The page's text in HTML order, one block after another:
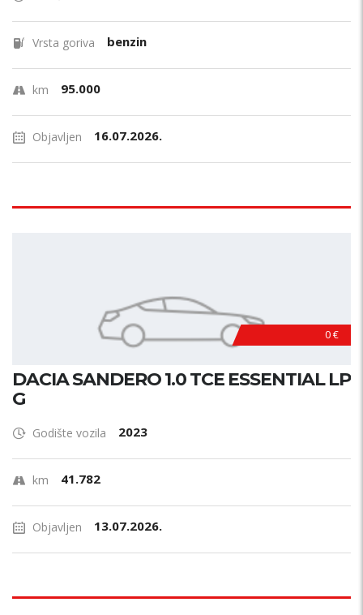
Vrsta goriva benzin
km 95.000
Objavljen 16.07.2026.
0 €
DACIA SANDERO 1.0 TCE ESSENTIAL LP
G
Godište vozila 2023
km 41.782
Objavljen 13.07.2026.